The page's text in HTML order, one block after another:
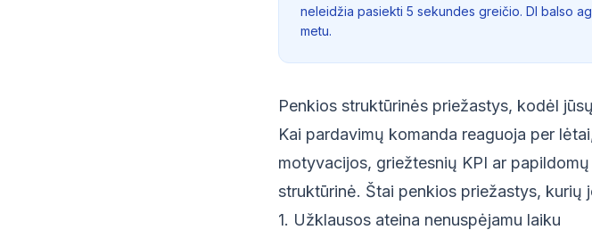
neleidžia pasiekti 5 sekundes greičio. DI balso
metu.
Penkios struktūrinės priežastys, kodėl
Kai pardavimų komanda reaguoja per
motyvacijos, griežtesnių KPI ar
struktūrinė. Štai penkios priežastys, kurių
1. Užklausos ateina nenuspėjamu laiku